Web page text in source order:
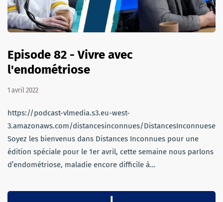
Episode 82 - Vivre avec
l'endométriose
1 avril 2022
https://podcast-vlmedia.s3.eu-west-
3.amazonaws.com/distancesinconnues/
Soyez les bienvenus dans Distances Inconnues pour une
édition spéciale pour le 1er avril, cette semaine nous parlons
d’endométriose, maladie encore difficile à…